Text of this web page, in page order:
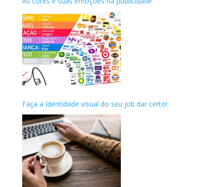
Faça a Identidade visual do seu job dar certo!